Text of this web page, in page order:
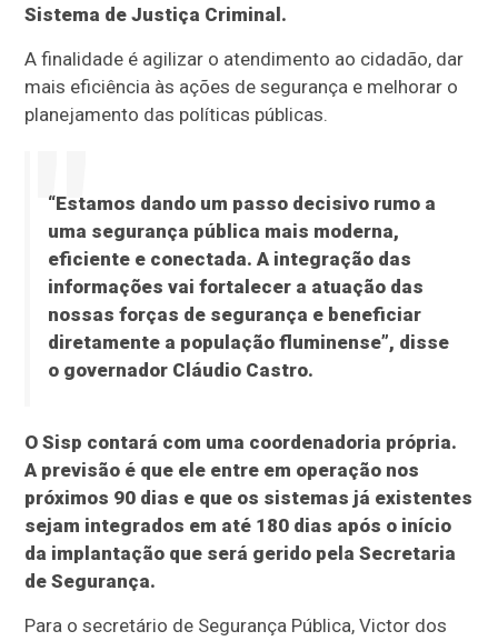
Sistema de Justiça Criminal.
A finalidade é agilizar o atendimento ao cidadão, dar
mais eficiência às ações de segurança e melhorar o
planejamento das políticas públicas.
“Estamos dando um passo decisivo rumo a
uma segurança pública mais moderna,
eficiente e conectada. A integração das
informações vai fortalecer a atuação das
nossas forças de segurança e beneficiar
diretamente a população fluminense”, disse
o governador Cláudio Castro.
O Sisp contará com uma coordenadoria própria.
A previsão é que ele entre em operação nos
próximos 90 dias e que os sistemas já existentes
sejam integrados em até 180 dias após o início
da implantação que será gerido pela Secretaria
de Segurança.
Para o secretário de Segurança Pública, Victor dos